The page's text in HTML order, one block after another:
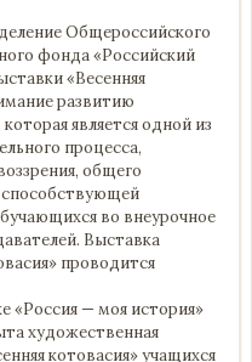
Общероссийского
фонда «Российский
«Весенняя
развитию
является одной из
процесса,
общего
способствующей
во внеурочное
Выставка
проводится
«Россия — моя история»
художественная
котовасия» учащихся